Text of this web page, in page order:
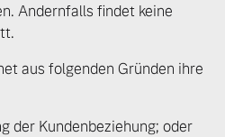
Andernfalls findet keine
aus folgenden Gründen ihre
der Kundenbeziehung; oder